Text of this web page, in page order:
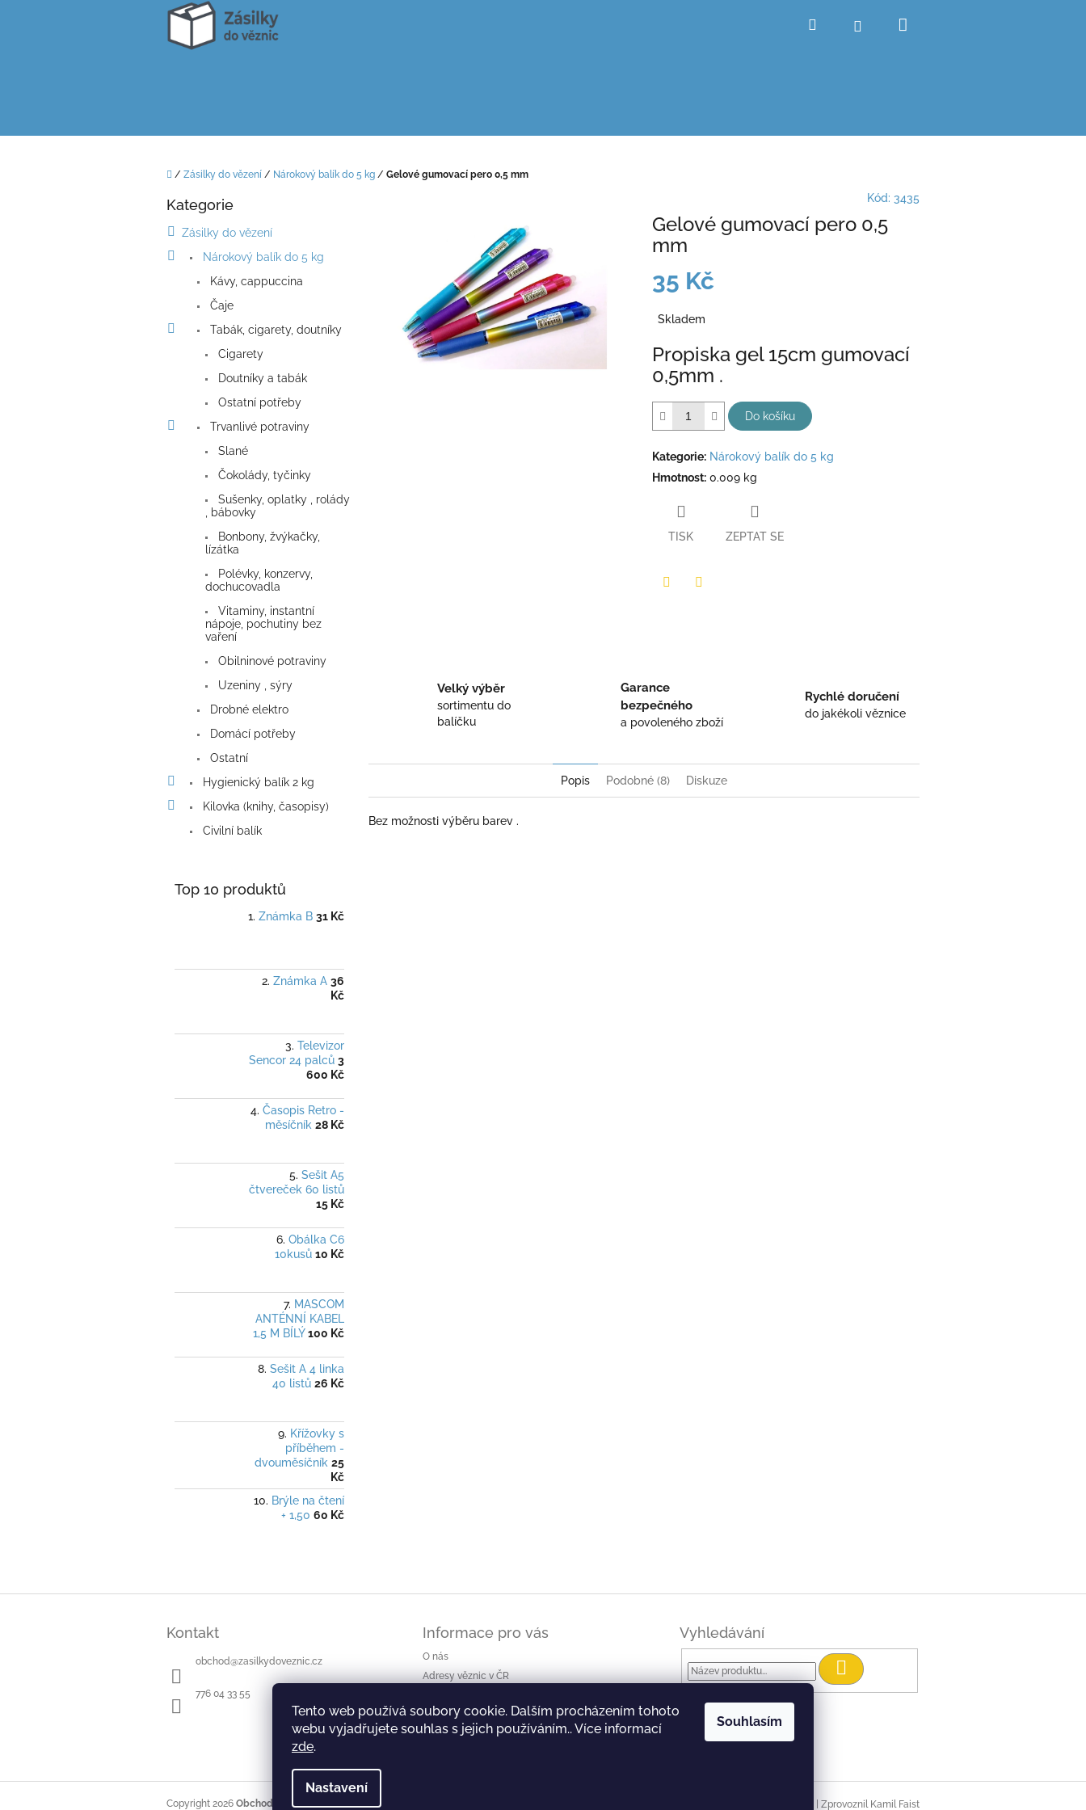
Tento web používá soubory cookie. Dalším procházením tohoto
webu vyjadřujete souhlas s jejich používáním.. Více informací
zde.
Nastavení
Souhlasím
Hledat Přihlášení
Domů
/ Zásilky do vězení / Nárokový balík do 5 kg / Gelové gumovací pero 0,5 mm
Přeskočit
Kategorie
Zásilky do vězení
Nárokový balík do 5 kg
Kávy, cappuccina
Čaje
Tabák, cigarety, doutníky
Cigarety
Doutníky a tabák
Ostatní potřeby
Trvanlivé potraviny
Slané
Čokolády, tyčinky
Sušenky, oplatky , rolády
, bábovky
Bonbony, žvýkačky,
lízátka
Polévky, konzervy,
dochucovadla
Vitaminy, instantní
nápoje, pochutiny bez
vaření
Obilninové potraviny
Uzeniny , sýry
Drobné elektro
Domácí potřeby
Ostatní
Hygienický balík 2 kg
Kilovka (knihy, časopisy)
Civilní balík
Top 10 produktů
Známka B 31 Kč
Známka A 36
Kč
Televizor
Sencor 24 palců 3
600 Kč
Časopis Retro -
měsíčník 28 Kč
Sešit A5
čtvereček 60 listů
15 Kč
Obálka C6
10kusů 10 Kč
MASCOM
ANTÉNNÍ KABEL
1,5 M BÍLÝ 100 Kč
Sešit A 4 linka
40 listů 26 Kč
Křížovky s
příběhem -
dvouměsíčník 25
Kč
Brýle na čtení
+ 1,50 60 Kč
Kód: 3435
Gelové gumovací pero 0,5
mm
35 Kč
cena:
Skladem
Propiska gel 15cm gumovací
0,5mm .
Do košíku
Kategorie: Nárokový balík do 5 kg
Hmotnost: 0.009 kg
TISK ZEPTAT SE
Velký výběr
sortimentu do
balíčku
Garance
bezpečného
a povoleného zboží
Rychlé doručení
do jakékoli věznice
Popis Podobné (8) Diskuze
Bez možnosti výběru barev .
Kontakt
obchod@zasilkydoveznic.cz
776 04 33 55
Informace pro vás
O nás
Adresy věznic v ČR
Ke stažení
Obchodní podmínky
Vyhledávání
Hledat
Zprovoznil Kamil Faist
Copyright 2026 Obchod Zásilky do věznic. Všechna práva vyhrazena.